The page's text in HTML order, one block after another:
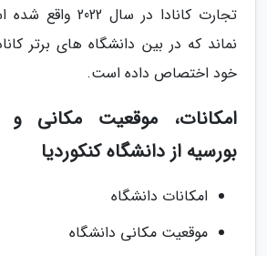
تجارت کانادا در سال
خود اختصاص داده است.
امکانات، موقعیت مکانی
بورسیه از دانشگاه کنکوردیا
امکانات دانشگاه
موقعیت مکانی دانشگاه